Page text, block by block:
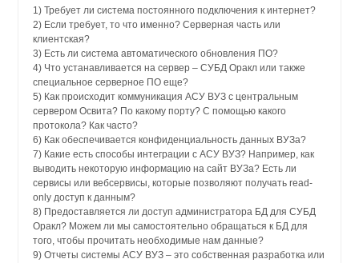
1) Требует ли система постоянного подключения к интернет?
2) Если требует, то что именно? Серверная часть или
клиентская?
3) Есть ли система автоматического обновления ПО?
4) Что устанавливается на сервер – СУБД Оракл или также
специальное серверное ПО еще?
5) Как происходит коммуникация АСУ ВУЗ с центральным
сервером Освита? По какому порту? С помощью какого
протокола? Как часто?
6) Как обеспечивается конфиденциальность данных ВУЗа?
7) Какие есть способы интеграции с АСУ ВУЗ? Например, как
выводить некоторую информацию на сайт ВУЗа? Есть ли
сервисы или вебсервисы, которые позволяют получать read-
only доступ к данным?
8) Предоставляется ли доступ администратора БД для СУБД
Оракл? Можем ли мы самостоятельно обращаться к БД для
того, чтобы прочитать необходимые нам данные?
9) Отчеты системы АСУ ВУЗ – это собственная разработка или